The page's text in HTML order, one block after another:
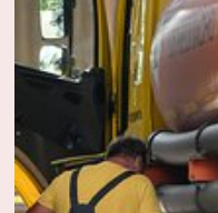
сумму
выплаченных
налогов
году